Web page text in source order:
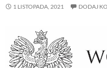
1 LISTOPADA, 2021 DODAJ